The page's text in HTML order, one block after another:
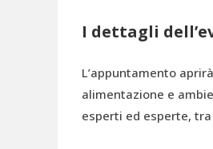
I dettagli
L’appuntamento
alimentazione e
esperti ed esperte,